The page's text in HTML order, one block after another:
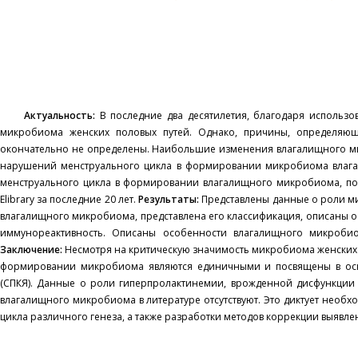
Актуальность: В последние два десятилетия, благодаря
микробиома женских половых путей. Однако, причины,
окончательно не определены. Наибольшие изменения влагалищного
нарушений менструального цикла в формировании микробиома
менструального цикла в формировании влагалищного микробиома,
Elibrary за последние 20 лет.Результаты: Представлены данные о роли
влагалищного микробиома, представлена его классификация, описаны
иммунореактивность. Описаны особенности влагалищного
Заключение: Несмотря на критическую значимость микробиома
формировании микробиома являются единичными и посвящены в
(СПКЯ). Данные о роли гиперпролактинемии, врожденной
влагалищного микробиома в литературе отсутствуют. Это диктует
цикла различного генеза, а также разработки методов коррекции